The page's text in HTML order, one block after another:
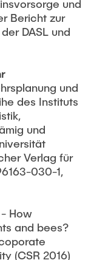
und
Bericht zur
DASL und
und
des Instituts
und
Verlag für
030-1,
How
and bees?
(CSR 2016)